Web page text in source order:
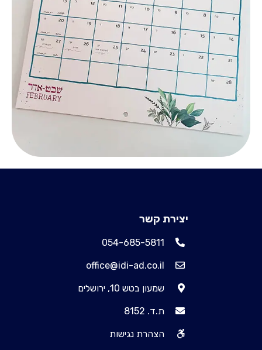
יצירת קשר
054-685-5811
office@idi-ad.co.il
שמעון בטש 10, ירושלים
ת.ד. 8152
הצהרת נגישות